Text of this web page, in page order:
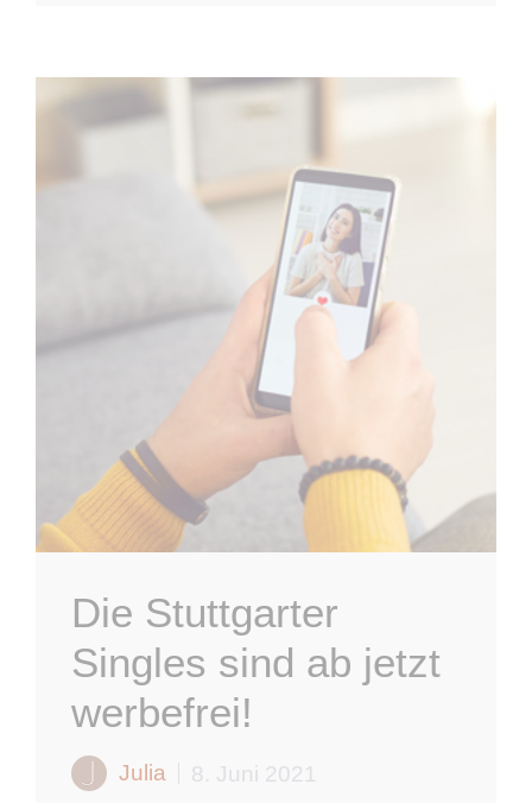
Die Stuttgarter
Singles sind ab jetzt
werbefrei!
Julia 8. Juni 2021